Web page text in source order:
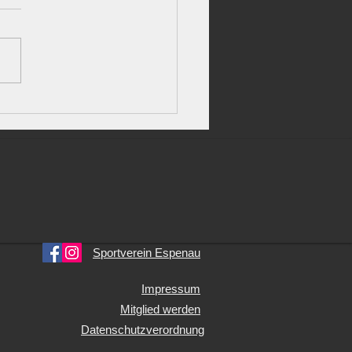
Meimbressen krönt sich
Nervenkrimi
Sportverein Espenau
Impressum
Mitglied werden
Datenschutzverordnung